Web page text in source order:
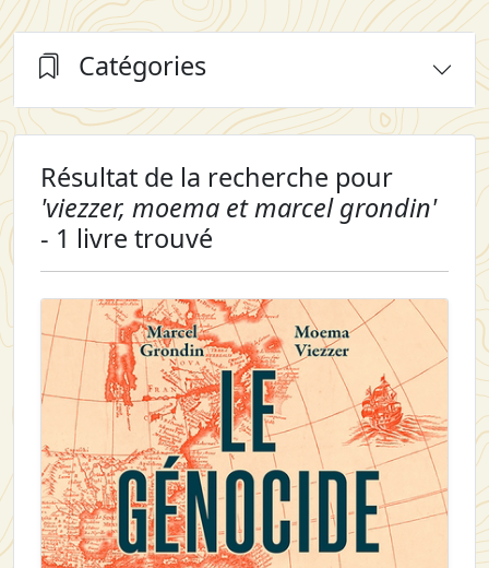
Catégories
Résultat de la recherche pour
'viezzer, moema et marcel grondin'
- 1 livre trouvé